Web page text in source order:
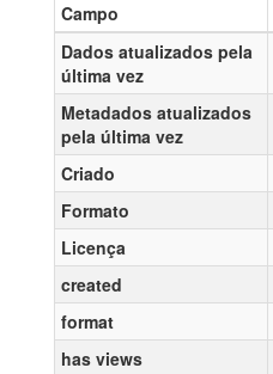
Campo
Dados atualizados pela
última vez
Metadados atualizados
pela última vez
Criado
Formato
Licença
created
format
has views